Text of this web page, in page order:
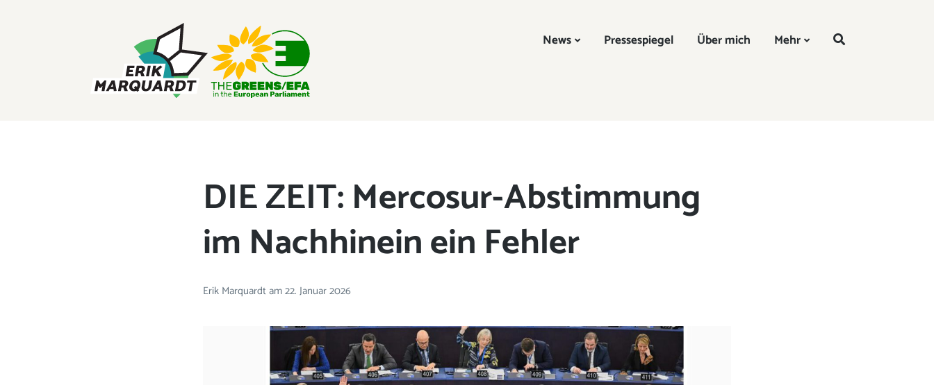
News Pressespiegel Über mich Mehr
DIE ZEIT: Mercosur-Abstimmung
im Nachhinein ein Fehler
Erik Marquardtam22. Januar 2026